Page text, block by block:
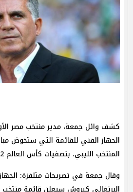
كشف وائل جمعة، مدير منتخب مصر
الحهاز الفني للقائمة التي ستخوض
المنتخب الليبي، بتصفيات كأس العالم 2022.
وقال جمعة في تصريحات متلفزة: